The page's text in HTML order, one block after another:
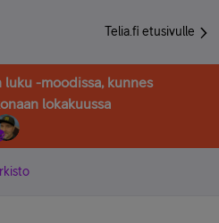
Telia.fi etusivulle
luku -moodissa, kunnes
lokakuussa